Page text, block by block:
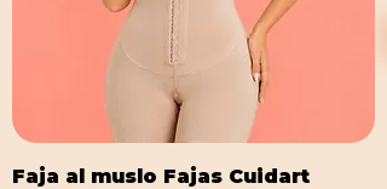
Faja al muslo Fajas Cuidart